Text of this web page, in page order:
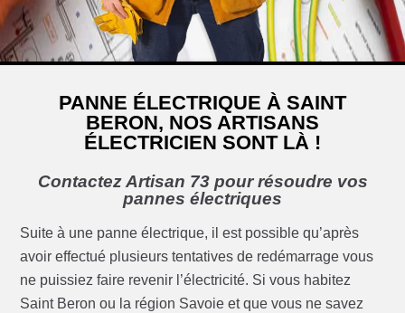
PANNE ÉLECTRIQUE À SAINT
BERON, NOS ARTISANS
ÉLECTRICIEN SONT LÀ !
Contactez Artisan 73 pour résoudre vos
pannes électriques
Suite à une panne électrique, il est possible qu’après
avoir effectué plusieurs tentatives de redémarrage vous
ne puissiez faire revenir l’électricité. Si vous habitez
Saint Beron ou la région Savoie et que vous ne savez